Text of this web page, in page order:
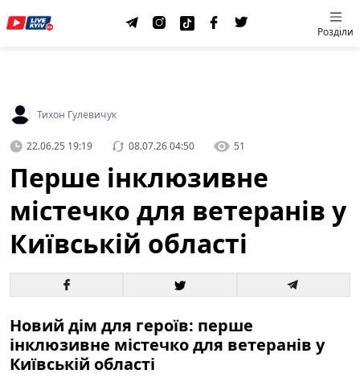
Розділи
Тихон Гулевичук
22.06.25 19:19 08.07.26 04:50 51
Перше інклюзивне
містечко для ветеранів у
Київській області
Новий дім для героїв: перше
інклюзивне містечко для ветеранів у
Київській області